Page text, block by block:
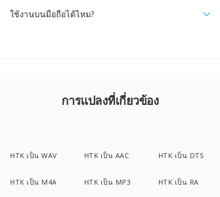
ใช้งานบนมือถือได้ไหม?
การแปลงที่เกี่ยวข้อง
HTK เป็น WAV HTK เป็น AAC HTK เป็น DTS
HTK เป็น M4A HTK เป็น MP3 HTK เป็น RA